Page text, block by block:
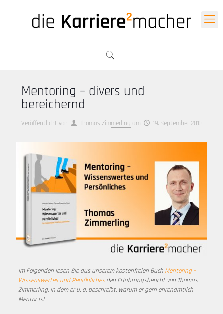
Mentoring – divers und
bereichernd
Veröffentlicht von Thomas Zimmerling am 19. September 2018
Im Folgenden lesen Sie aus unserem kostenfreien Buch Mentoring –
Wissenswertes und Persönlichesden Erfahrungsbericht von Thomas
Zimmerling, in dem er u. a. beschreibt, warum er gern ehrenamtlich
Mentor ist.